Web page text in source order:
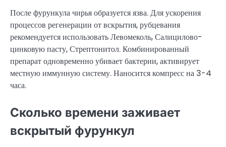
После фурункула чирья образуется язва. Для ускорения
процессов регенерации от вскрытия, рубцевания
рекомендуется использовать Левомеколь, Салицилово-
цинковую пасту, Стрептонитол. Комбинированный
препарат одновременно убивает бактерии, активирует
местную иммунную систему. Наносится компресс на 3-4
часа.
Сколько времени заживает
вскрытый фурункул